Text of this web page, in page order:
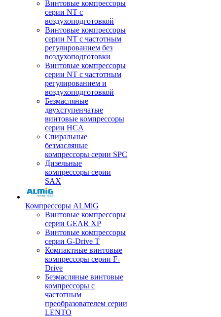
Винтовые компрессоры
серии NT c
воздухоподготовкой
Винтовые компрессоры
серии NT с частотным
регулированием без
воздухоподготовки
Винтовые компрессоры
серии NT с частотным
регулированием и
воздухоподготовкой
Безмасляные
двухступенчатые
винтовые компрессоры
серии HCA
Спиральные
безмасляные
компрессоры серии SPC
Дизельные
компрессоры серии
SAX
Компрессоры ALMiG
Винтовые компрессоры
серии GEAR XP
Винтовые компрессоры
серии G-Drive T
Компактные винтовые
компрессоры серии F-
Drive
Безмасляные винтовые
компрессоры с
частотным
преобразователем серии
LENTO